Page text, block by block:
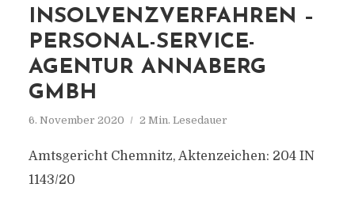
INSOLVENZVERFAHREN –
PERSONAL-SERVICE-
AGENTUR ANNABERG
GMBH
6. November 2020 2 Min. Lesedauer
Amtsgericht Chemnitz, Aktenzeichen: 204 IN
1143/20